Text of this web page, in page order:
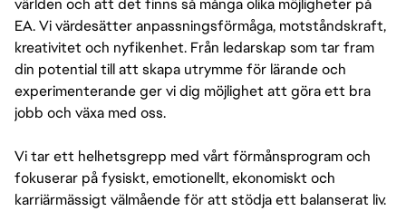
världen och att det finns så många olika möjligheter på
EA. Vi värdesätter anpassningsförmåga, motståndskraft,
kreativitet och nyfikenhet. Från ledarskap som tar fram
din potential till att skapa utrymme för lärande och
experimenterande ger vi dig möjlighet att göra ett bra
jobb och växa med oss.
Vi tar ett helhetsgrepp med vårt förmånsprogram och
fokuserar på fysiskt, emotionellt, ekonomiskt och
karriärmässigt välmående för att stödja ett balanserat liv.